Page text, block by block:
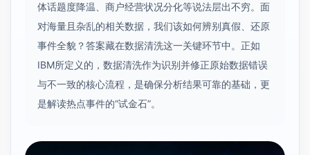
体话题度降温、商户经营状况分化等说法层出不穷。面
对海量且杂乱的相关数据，我们该如何辨别真假、还原
事件全貌？答案藏在数据清洗这一关键环节中。正如
IBM所定义的，数据清洗作为识别并修正原始数据错误
与不一致的核心流程，是确保分析结果可靠的基础，更
是解读热点事件的“试金石”。